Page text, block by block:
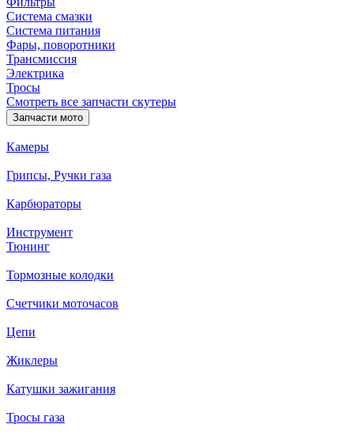
Система смазки
Система питания
Фары, поворотники
Трансмиссия
Электрика
Тросы
Смотреть все запчасти скутеры
Запчасти мото
Камеры
Грипсы, Ручки газа
Карбюраторы
Инструмент
Тюнинг
Тормозные колодки
Счетчики моточасов
Цепи
Жиклеры
Катушки зажигания
Тросы газа